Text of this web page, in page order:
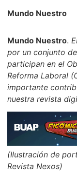
Mundo Nuestro
Mundo Nuestro.
por un conjunto
participan en el
Reforma Laboral
importante
nuestra revista
(Ilustración de
Revista Nexos)